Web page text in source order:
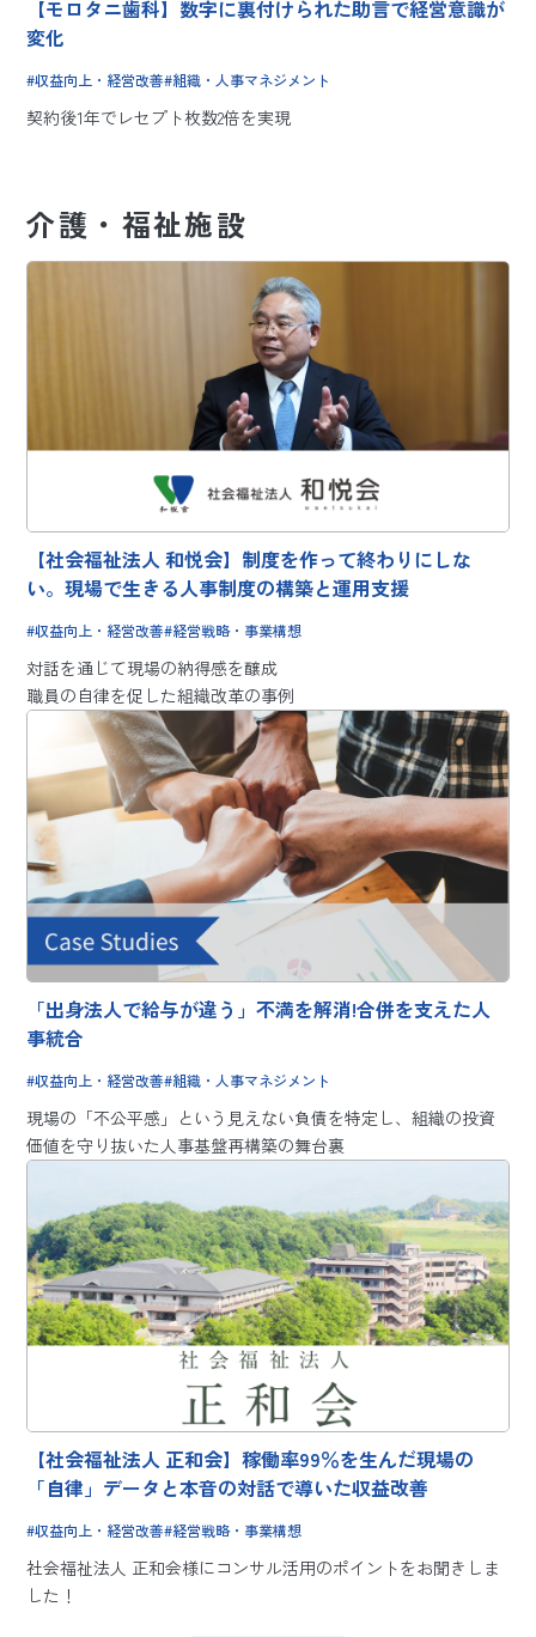
【モロタニ歯科】数字に裏付けられた助言で経営意識が
変化
収益向上・経営改善 組織・人事マネジメント
契約後1年でレセプト枚数2倍を実現
介護・福祉施設
【社会福祉法人 和悦会】制度を作って終わりにしな
い。現場で生きる人事制度の構築と運用支援
収益向上・経営改善 経営戦略・事業構想
対話を通じて現場の納得感を醸成
職員の自律を促した組織改革の事例
「出身法人で給与が違う」不満を解消!合併を支えた人
事統合
収益向上・経営改善 組織・人事マネジメント
現場の「不公平感」という見えない負債を特定し、組織の投資
価値を守り抜いた人事基盤再構築の舞台裏
【社会福祉法人 正和会】稼働率99％を生んだ現場の
「自律」データと本音の対話で導いた収益改善
収益向上・経営改善 経営戦略・事業構想
社会福祉法人 正和会様にコンサル活用のポイントをお聞きしま
した！